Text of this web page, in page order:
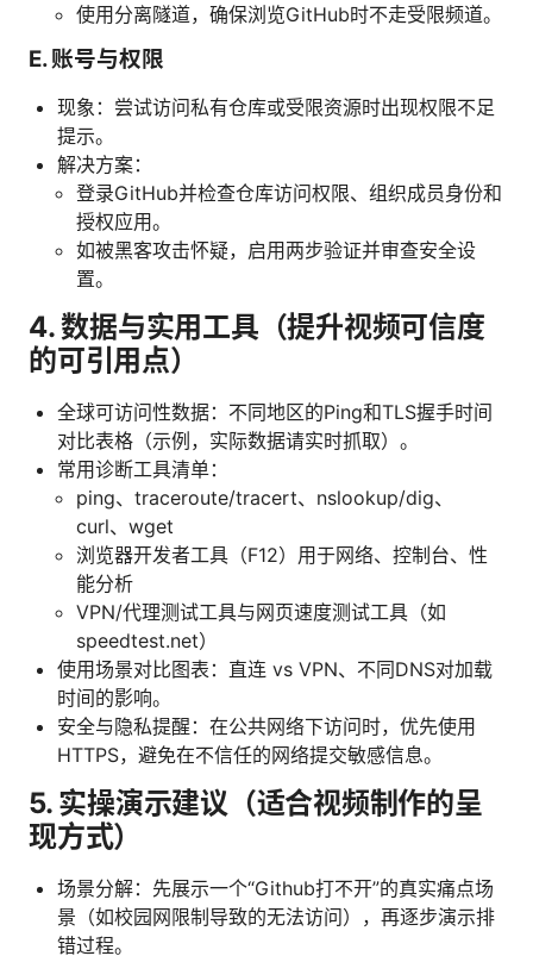
使用分离隧道，确保浏览GitHub时不走受限频道。
E. 账号与权限
现象：尝试访问私有仓库或受限资源时出现权限不足
提示。
解决方案：
登录GitHub并检查仓库访问权限、组织成员身份和
授权应用。
如被黑客攻击怀疑，启用两步验证并审查安全设
置。
4. 数据与实用工具（提升视频可信度
的可引用点）
全球可访问性数据：不同地区的Ping和TLS握手时间
对比表格（示例，实际数据请实时抓取）。
常用诊断工具清单：
ping、traceroute/tracert、nslookup/dig、
curl、wget
浏览器开发者工具（F12）用于网络、控制台、性
能分析
VPN/代理测试工具与网页速度测试工具（如
speedtest.net）
使用场景对比图表：直连 vs VPN、不同DNS对加载
时间的影响。
安全与隐私提醒：在公共网络下访问时，优先使用
HTTPS，避免在不信任的网络提交敏感信息。
5. 实操演示建议（适合视频制作的呈
现方式）
场景分解：先展示一个“Github打不开”的真实痛点场
景（如校园网限制导致的无法访问），再逐步演示排
错过程。